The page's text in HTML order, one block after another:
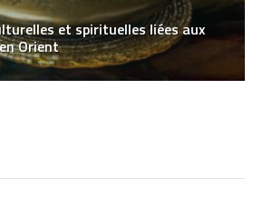
et spirituelles liées aux
Orient